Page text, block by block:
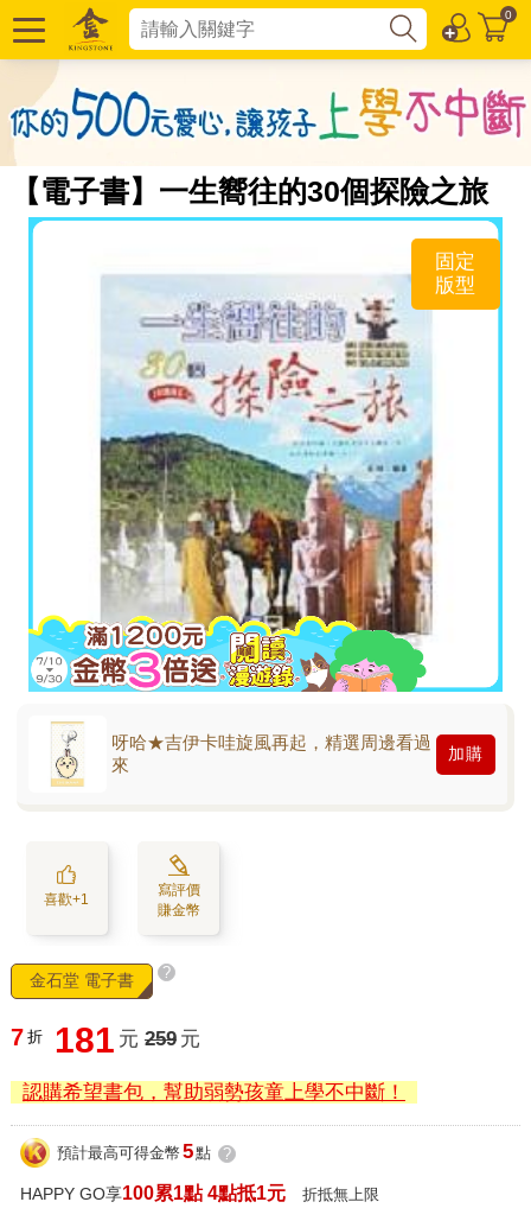
0
【電子書】一生嚮往的30個探險之旅
固定
版型
呀哈★吉伊卡哇旋風再起，精選周邊看過
來
加購
喜歡+1
寫評價
賺金幣
金石堂 電子書 ?
7 折 181 元 259 元
認購希望書包，幫助弱勢孩童上學不中斷！
預計最高可得金幣 5點 ?
HAPPY GO享100累1點 4點抵1元 折抵無上限